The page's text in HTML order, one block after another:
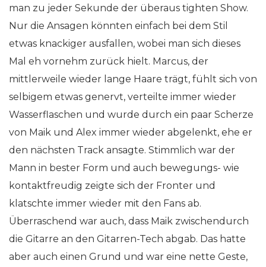
man zu jeder Sekunde der überaus tighten Show.
Nur die Ansagen könnten einfach bei dem Stil
etwas knackiger ausfallen, wobei man sich dieses
Mal eh vornehm zurück hielt. Marcus, der
mittlerweile wieder lange Haare trägt, fühlt sich von
selbigem etwas genervt, verteilte immer wieder
Wasserflaschen und wurde durch ein paar Scherze
von Maik und Alex immer wieder abgelenkt, ehe er
den nächsten Track ansagte. Stimmlich war der
Mann in bester Form und auch bewegungs- wie
kontaktfreudig zeigte sich der Fronter und
klatschte immer wieder mit den Fans ab.
Überraschend war auch, dass Maik zwischendurch
die Gitarre an den Gitarren-Tech abgab. Das hatte
aber auch einen Grund und war eine nette Geste,